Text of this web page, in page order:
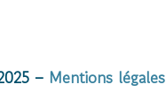
– Mentions légales